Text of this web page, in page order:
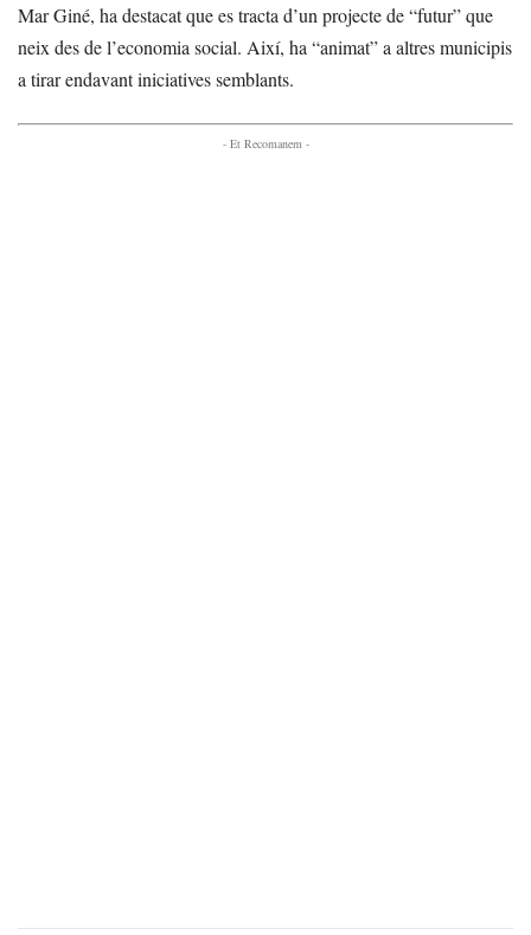
Mar Giné, ha destacat que es tracta d’un projecte de “futur” que
neix des de l’economia social. Així, ha “animat” a altres municipis
a tirar endavant iniciatives semblants.
- Et Recomanem -